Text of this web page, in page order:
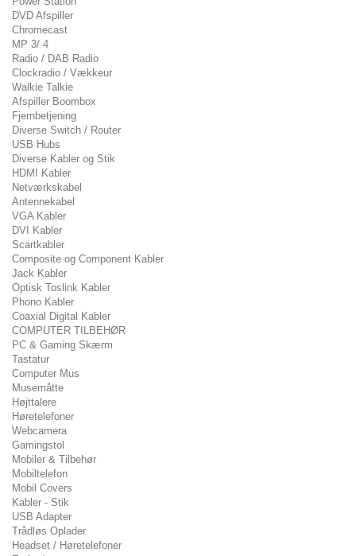
DVD Afspiller
Chromecast
MP 3/ 4
Radio / DAB Radio
Clockradio / Vækkeur
Walkie Talkie
Afspiller Boombox
Fjernbetjening
Diverse Switch / Router
USB Hubs
Diverse Kabler og Stik
HDMI Kabler
Netværkskabel
Antennekabel
VGA Kabler
DVI Kabler
Scartkabler
Composite og Component Kabler
Jack Kabler
Optisk Toslink Kabler
Phono Kabler
Coaxial Digital Kabler
COMPUTER TILBEHØR
PC & Gaming Skærm
Tastatur
Computer Mus
Musemåtte
Højttalere
Høretelefoner
Webcamera
Gamingstol
Mobiler & Tilbehør
Mobiltelefon
Mobil Covers
Kabler - Stik
USB Adapter
Trådløs Oplader
Headset / Høretelefoner